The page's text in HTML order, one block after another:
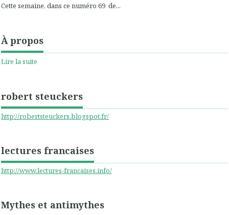
Cette semaine, dans ce numéro 69 de...
À propos
Lire la suite
robert steuckers
http://robertsteuckers.blogspot.fr/
lectures francaises
http://www.lectures-francaises.info/
Mythes et antimythes